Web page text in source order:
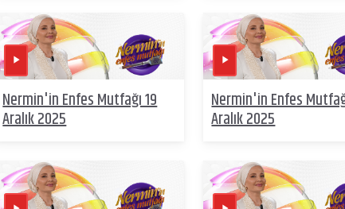
Nermin'in Enfes Mutfağı 19
Aralık 2025
Nermin'in Enfes
Aralık 2025